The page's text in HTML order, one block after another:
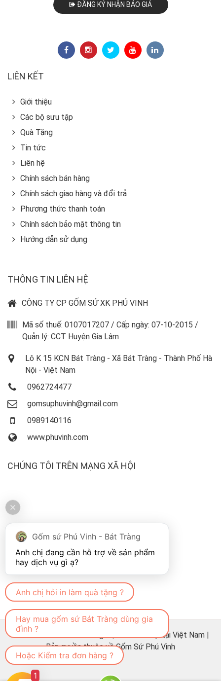
ĐĂNG KÝ NHẬN BÁO GIÁ
LIÊN KẾT
Giới thiệu
Các bộ sưu tập
Quà Tặng
Tin tức
Liên hệ
Chính sách bán hàng
Chính sách giao hàng và đổi trả
Phương thức thanh toán
Chính sách bảo mật thông tin
Hướng dẫn sử dụng
THÔNG TIN LIÊN HỆ
CÔNG TY CP GỐM SỨ XK PHÚ VINH
Mã số thuế: 0107017207 / Cấp ngày: 07-10-2015 /
Quản lý: CCT Huyện Gia Lâm
Lô K 15 KCN Bát Tràng - Xã Bát Tràng - Thành Phố Hà
Nội - Việt Nam
0962724477
gomsuphuvinh@gmail.com
0989140116
www.phuvinh.com
CHÚNG TÔI TRÊN MẠNG XÃ HỘI
© 2022 Phú Vinh - Thương hiệu sứ cao cấp tại Việt Nam |
Bản quyền thuộc về Gốm Sứ Phú Vinh
Gốm sứ Phú Vinh - Bát Tràng
Anh chị đang cần hỗ trợ về sản phẩm
Anh chị hỏi in làm quà tặng ?
Hay mua gốm sứ Bát Tràng dùng gia
đình ?
Hoặc Kiểm tra đơn hàng ?
1